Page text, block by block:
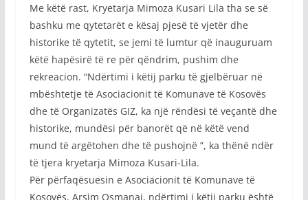
Me këtë rast, Kryetarja Mimoza Kusari Lila tha se së
bashku me qytetarët e kësaj pjesë të vjetër dhe
historike të qytetit, se jemi të lumtur që inauguruam
këtë hapësirë të re për qëndrim, pushim dhe
rekreacion. “Ndërtimi i këtij parku të gjelbëruar në
mbështetje të Asociacionit të Komunave të Kosovës
dhe të Organizatës GIZ, ka një rëndësi të veçantë dhe
historike, mundësi për banorët që në këtë vend
mund të argëtohen dhe të pushojnë ”, ka thënë ndër
të tjera kryetarja Mimoza Kusari-Lila.
Për përfaqësuesin e Asociacionit të Komunave të
Kosovës, Arsim Osmanaj, ndërtimi i këtij parku është